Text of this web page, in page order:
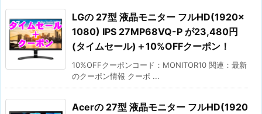
LGの 27型 液晶モニター フルHD(1920×
1080) IPS 27MP68VQ-P が23,480円
(タイムセール)＋10%OFFクーポン！
10%OFFクーポンコード：MONITOR10 関連：最新
のクーポン情報 クーポ ...
Acerの 27型 液晶モニター フルHD(1920